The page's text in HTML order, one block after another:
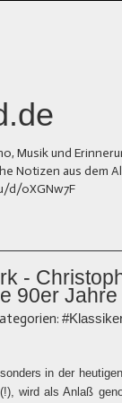
Musik und
Notizen aus dem
d/0XGNw7F
-
90er Jahre
in der
wird als Anlaß